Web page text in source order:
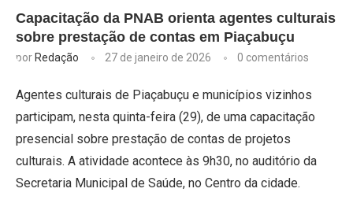
Capacitação da PNAB orienta agentes culturais
sobre prestação de contas em Piaçabuçu
por Redação 27 de janeiro de 2026 0 comentários
Agentes culturais de Piaçabuçu e municípios vizinhos
participam, nesta quinta-feira (29), de uma capacitação
presencial sobre prestação de contas de projetos
culturais. A atividade acontece às 9h30, no auditório da
Secretaria Municipal de Saúde, no Centro da cidade.